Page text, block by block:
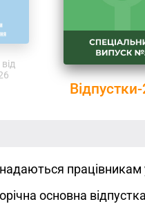
працівникам
основна